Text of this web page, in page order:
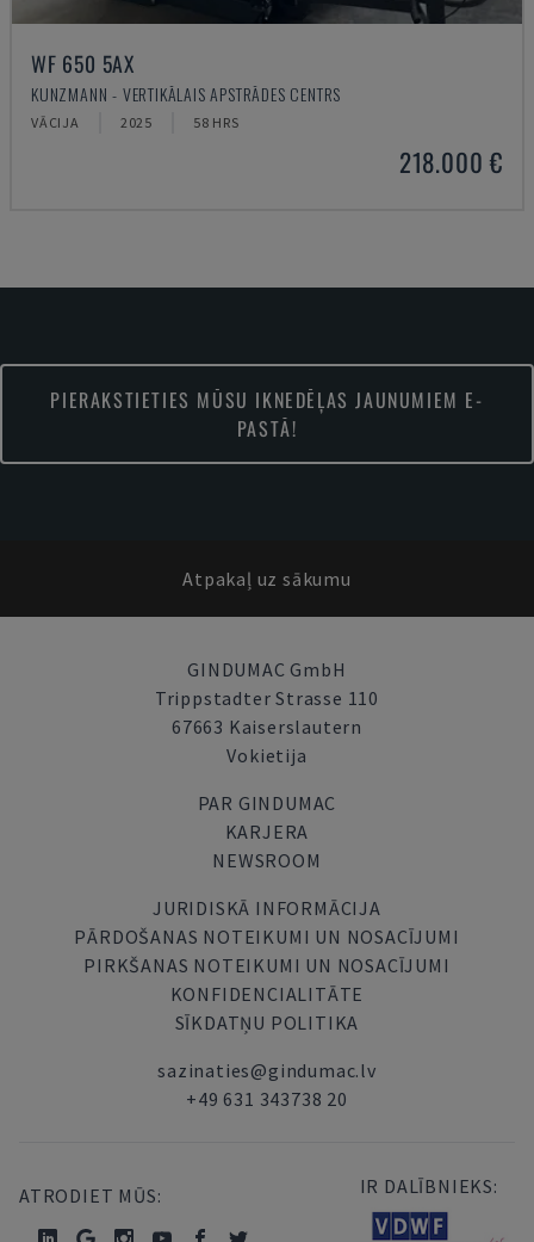
WF 650 5AX
KUNZMANN - VERTIKĀLAIS APSTRĀDES CENTRS
VĀCIJA 2025 58 HRS
218.000 €
PIERAKSTIETIES MŪSU IKNEDĒĻAS JAUNUMIEM E-
PASTĀ!
Atpakaļ uz sākumu
GINDUMAC GmbH
Trippstadter Strasse 110
67663 Kaiserslautern
Vokietija
PAR GINDUMAC
KARJERA
NEWSROOM
JURIDISKĀ INFORMĀCIJA
PĀRDOŠANAS NOTEIKUMI UN NOSACĪJUMI
PIRKŠANAS NOTEIKUMI UN NOSACĪJUMI
KONFIDENCIALITĀTE
SĪKDATŅU POLITIKA
sazinaties@gindumac.lv
+49 631 343738 20
ATRODIET MŪS: IR DALĪBNIEKS: